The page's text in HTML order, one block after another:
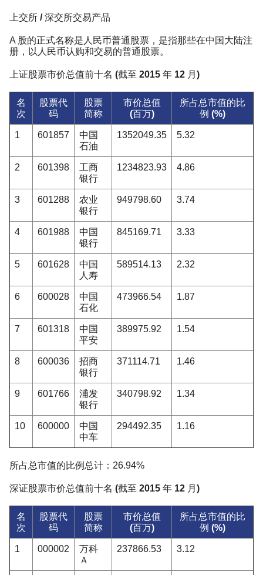
上交所 / 深交所交易产品
A 股的正式名称是人民币普通股票，是指那些在中国大陆注
册，以人民币认购和交易的普通股票。
上证股票市价总值前十名 (截至 2015 年 12 月)
名
次
股票代
码
股票
简称
市价总值
(百万)
所占总市值的比
例 (%)
1 601857
中国
石油
1352049.35 5.32
2 601398
工商
银行
1234823.93 4.86
3 601288
农业
银行
949798.60 3.74
4 601988
中国
银行
845169.71 3.33
5 601628
中国
人寿
589514.13 2.32
6 600028
中国
石化
473966.54 1.87
7 601318
中国
平安
389975.92 1.54
8 600036
招商
银行
371114.71 1.46
9 601766
浦发
银行
340798.92 1.34
10 600000
中国
中车
294492.35 1.16
所占总市值的比例总计：26.94%
深证股票市价总值前十名 (截至 2015 年 12 月)
名
次
股票代
码
股票
简称
市价总值
(百万)
所占总市值的比
例 (%)
1 000002
万科
Ａ
237866.53 3.12